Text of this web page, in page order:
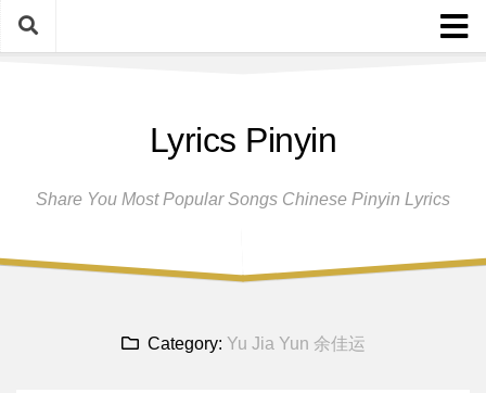
Skip
Disclaimer And Privacy Policy
Lyrics Pinyin
Share You Most Popular Songs Chinese Pinyin Lyrics
Category: Yu Jia Yun 余佳运